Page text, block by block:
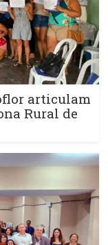
articulam
Rural de